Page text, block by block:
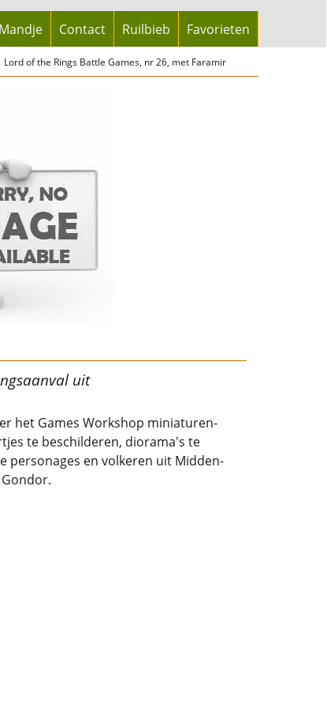
Mandje Contact Ruilbieb Favorieten
Lord of the Rings Battle Games, nr 26, met Faramir
uit
het Games Workshop miniaturen-
te beschilderen, diorama's te
personages en volkeren uit Midden-